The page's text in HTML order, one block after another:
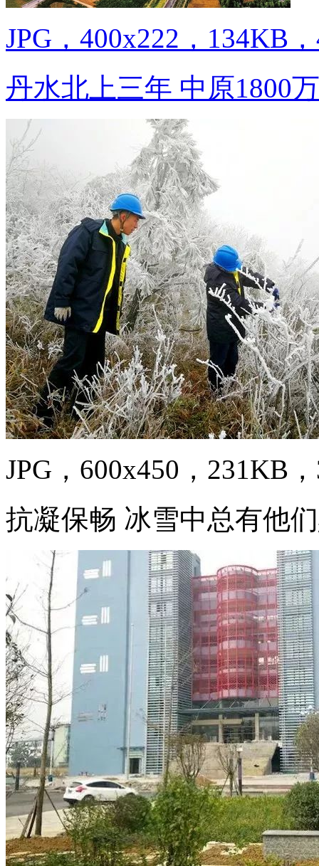
JPG，400x222，134KB
丹水北上三年 中原1800
JPG，600x450，231KB
抗凝保畅 冰雪中总有他